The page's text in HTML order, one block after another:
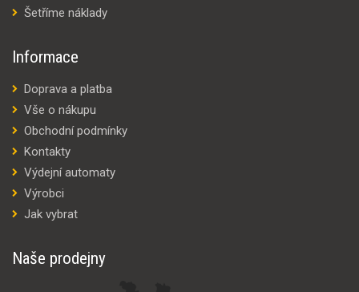
Šetříme náklady
Informace
Doprava a platba
Vše o nákupu
Obchodní podmínky
Kontakty
Výdejní automaty
Výrobci
Jak vybrat
Naše prodejny